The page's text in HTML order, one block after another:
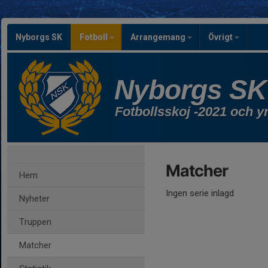
Nyborgs SK Fotboll Arrangemang Övrigt
Nyborgs SK
Fotbollsskoj -2021 och
Hem
Nyheter
Truppen
Matcher
Matcher
Ingen serie inlagd